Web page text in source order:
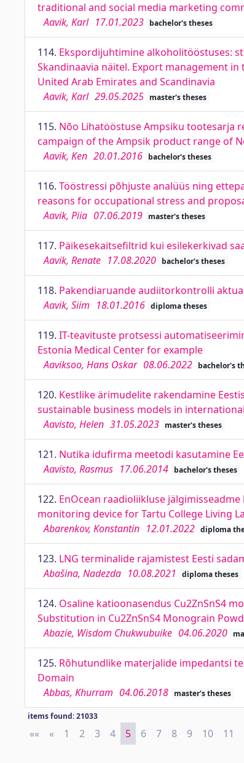
traditional and social media marketing
Aavik, Karl 17.01.2023 bachelor's theses
114. Ekspordijuhtimine alkoholitööstuses:
Skandinaavia näitel. Export management
United Arab Emirates and Scandinavia
Aavik, Karl 29.05.2025 master's theses
115. Nõo Lihatööstuse Ampsiku tootesarja
campaign of the Ampsik product range of
Aavik, Ken 20.01.2016 bachelor's theses
116. Tööstressi põhjuste analüüs ning
reasons for occupational stress and
Aavik, Piia 07.06.2019 master's theses
117. Päikesekaitsefiltrid kui esilekerkivad
Aavik, Renate 17.08.2020 bachelor's theses
118. Pakendiaruande audiitorkontrolli
Aavik, Siim 18.01.2016 diploma theses
119. IT-teavituste protsessi
Estonia Medical Center for example
Aaviksoo, Hans Oskar 08.06.2022 bachelor's
120. Kestlike ärimudelite rakendamine
sustainable business models in
Aavisto, Helen 31.05.2023 master's theses
121. Nutika idufirma meetodi kasutamine
Aavisto, Rasmus 17.06.2014 bachelor's theses
122. EnOcean raadioliikluse
monitoring device for Tartu College Living
Abarenkov, Konstantin 12.01.2022 diploma
123. LNG terminalide rajamistest Eesti
Abašina, Nadezda 10.08.2021 diploma theses
124. Osaline katioonasendus Cu2ZnSnS4
Substitution in Cu2ZnSnS4 Monograin
Abazie, Wisdom Chukwubuike 04.06.2020
125. Rõhutundlike materjalide impedantsi
Domain
Abbas, Khurram 04.06.2018 master's theses
items found: 21033
«« First
« Previous
1 2 3 4 5 6 7 8 9 10 11